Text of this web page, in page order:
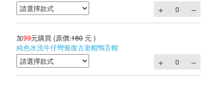
加99元購買 (原價:180 元 )
純色水洗牛仔彎簷復古老帽鴨舌帽